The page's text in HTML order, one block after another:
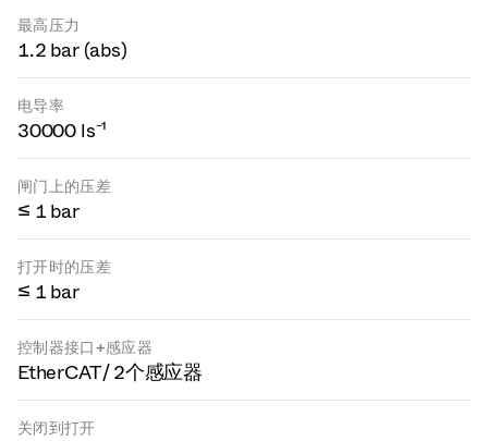
最高压力
1.2 bar (abs)
电导率
30000 ls⁻¹
闸门上的压差
≤ 1 bar
打开时的压差
≤ 1 bar
控制器接口+感应器
EtherCAT / 2个感应器
关闭到打开